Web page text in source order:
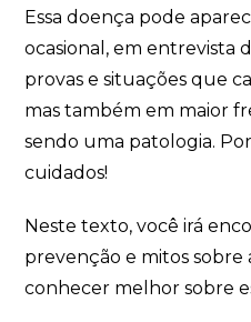
Essa doença pode
ocasional, em entrevista
provas e situações que
mas também em maior
sendo uma patologia.
cuidados!
Neste texto, você irá
prevenção e mitos sobre
conhecer melhor sobre